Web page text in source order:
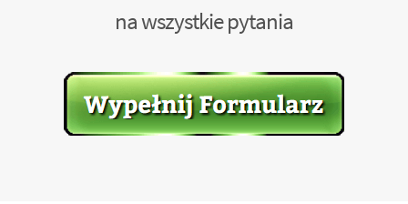
na wszystkie pytania